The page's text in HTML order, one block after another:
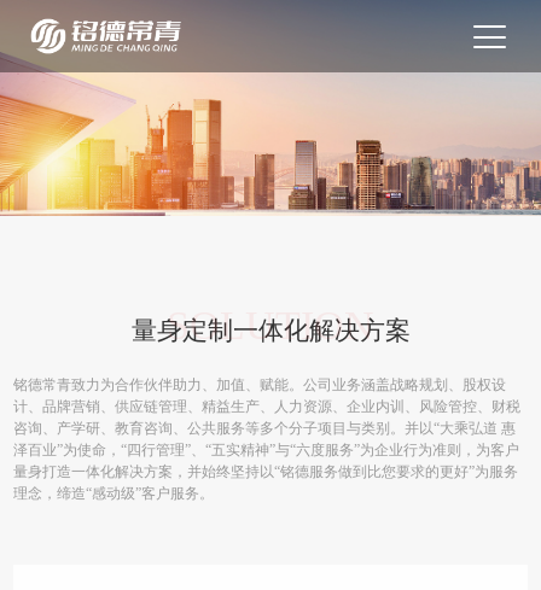
SOLUTION
量身定制一体化解决方案
铭德常青致力为合作伙伴助力、加值、赋能。公司业务涵盖战略规划、股权设
计、品牌营销、供应链管理、精益生产、人力资源、企业内训、风险管控、财税
咨询、产学研、教育咨询、公共服务等多个分子项目与类别。并以“大乘弘道 惠
泽百业”为使命，“四行管理”、“五实精神”与“六度服务”为企业行为准则，为客户
量身打造一体化解决方案，并始终坚持以“铭德服务做到比您要求的更好”为服务
理念，缔造“感动级”客户服务。